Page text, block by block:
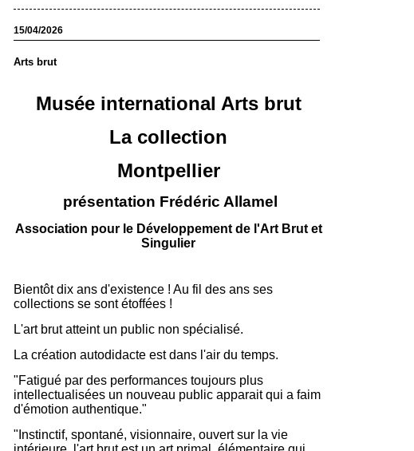
15/04/2026
Arts brut
Musée international Arts brut
La collection
Montpellier
présentation Frédéric Allamel
Association pour le Développement de l'Art Brut et
Singulier
Bientôt dix ans d'existence ! Au fil des ans ses
collections se sont étoffées !
L'art brut atteint un public non spécialisé.
La création autodidacte est dans l'air du temps.
"Fatigué par des performances toujours plus
intellectualisées un nouveau public apparait qui a faim
d'émotion authentique."
"Instinctif, spontané, visionnaire, ouvert sur la vie